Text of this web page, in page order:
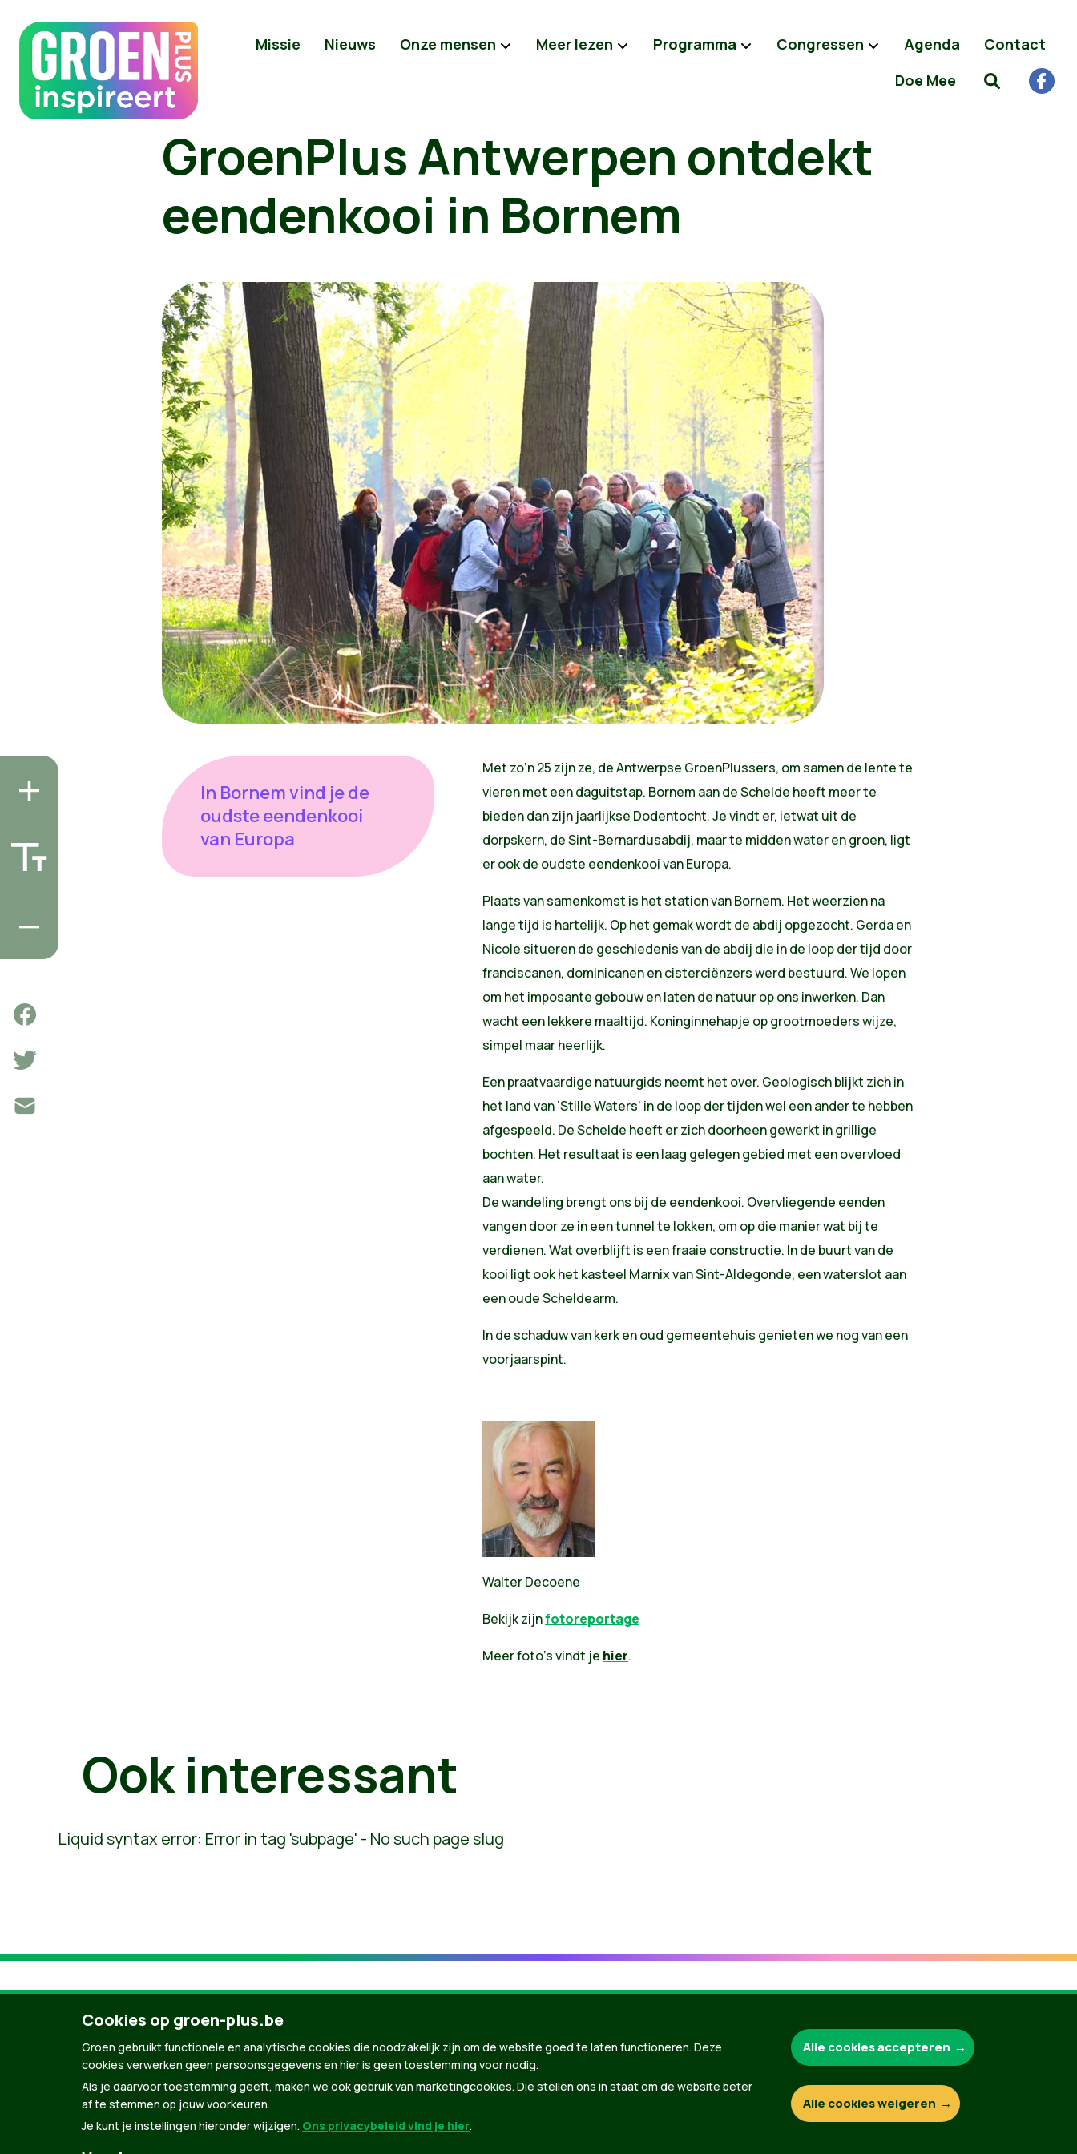
Missie Nieuws Onze mensen Meer lezen Programma Congressen Agenda
Contact
Doe Mee
GroenPlus Antwerpen ontdekt
eendenkooi in Bornem
In Bornem vind je de
oudste eendenkooi
van Europa
Met zo’n 25 zijn ze, de Antwerpse GroenPlussers, om samen de lente te
vieren met een daguitstap. Bornem aan de Schelde heeft meer te
bieden dan zijn jaarlijkse Dodentocht. Je vindt er, ietwat uit de
dorpskern, de Sint-Bernardusabdij, maar te midden water en groen, ligt
er ook de oudste eendenkooi van Europa.
Plaats van samenkomst is het station van Bornem. Het weerzien na
lange tijd is hartelijk. Op het gemak wordt de abdij opgezocht. Gerda en
Nicole situeren de geschiedenis van de abdij die in de loop der tijd door
franciscanen, dominicanen en cisterciënzers werd bestuurd. We lopen
om het imposante gebouw en laten de natuur op ons inwerken. Dan
wacht een lekkere maaltijd. Koninginnehapje op grootmoeders wijze,
simpel maar heerlijk.
Een praatvaardige natuurgids neemt het over. Geologisch blijkt zich in
het land van ‘Stille Waters’ in de loop der tijden wel een ander te hebben
afgespeeld. De Schelde heeft er zich doorheen gewerkt in grillige
bochten. Het resultaat is een laag gelegen gebied met een overvloed
aan water.
De wandeling brengt ons bij de eendenkooi. Overvliegende eenden
vangen door ze in een tunnel te lokken, om op die manier wat bij te
verdienen. Wat overblijft is een fraaie constructie. In de buurt van de
kooi ligt ook het kasteel Marnix van Sint-Aldegonde, een waterslot aan
een oude Scheldearm.
In de schaduw van kerk en oud gemeentehuis genieten we nog van een
voorjaarspint.
Walter Decoene
Bekijk zijnfotoreportage
Meer foto's vindt je hier.
Ook interessant
Liquid syntax error: Error in tag 'subpage' - No such page slug
Groen.be
© Copyright Groen 2026 | Gemaakt metNationBuilder| Gebouwd door
Cookies op groen-plus.be
Groen gebruikt functionele en analytische cookies die noodzakelijk zijn om de website goed te laten functioneren. Deze
cookies verwerken geen persoonsgegevens en hier is geen toestemming voor nodig.
Als je daarvoor toestemming geeft, maken we ook gebruik van marketingcookies. Die stellen ons in staat om de website beter
af te stemmen op jouw voorkeuren.
Je kunt je instellingen hieronder wijzigen. Ons privacybeleid vind je hier.
Alle cookies accepteren
Alle cookies weigeren